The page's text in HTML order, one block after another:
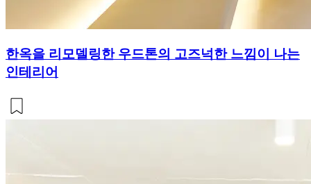
한옥을 리모델링한 우드톤의 고즈넉한 느낌이 나는
인테리어